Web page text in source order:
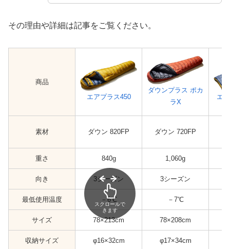
その理由や詳細は記事をご覧ください。
商品
エアプラス450
ダウンプラス ポカ
ラX
エ
素材 ダウン 820FP ダウン 720FP
重さ 840g 1,060g
向き 3シーズン 3シーズン
最低使用温度 －6℃ －7℃
サイズ 78×213cm 78×208cm
収納サイズ φ16×32cm φ17×34cm
スクロールで
きます